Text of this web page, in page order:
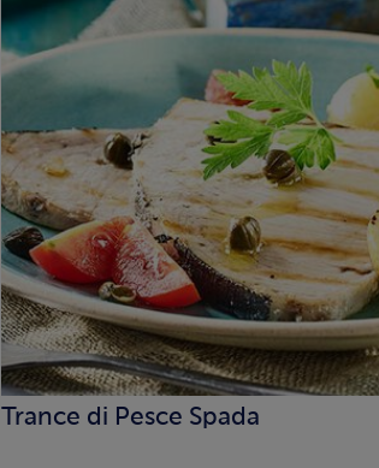
Trance di Pesce Spada